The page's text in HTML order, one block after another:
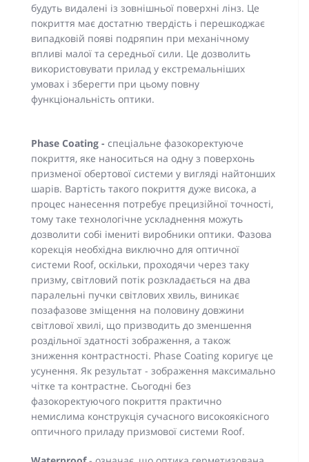
будуть видалені із зовнішньої поверхні лінз. Це
покриття має достатню твердість і перешкоджає
випадковій появі подряпин при механічному
впливі малої та середньої сили. Це дозволить
використовувати прилад у екстремальніших
умовах і зберегти при цьому повну
функціональність оптики.
Phase Coating - спеціальне фазокоректуюче
покриття, яке наноситься на одну з поверхонь
призменої обертової системи у вигляді найтонших
шарів. Вартість такого покриття дуже висока, а
процес нанесення потребує прецизійної точності,
тому таке технологічне ускладнення можуть
дозволити собі імениті виробники оптики. Фазова
корекція необхідна виключно для оптичної
системи Roof, оскільки, проходячи через таку
призму, світловий потік розкладається на два
паралельні пучки світлових хвиль, виникає
позафазове зміщення на половину довжини
світлової хвилі, що призводить до зменшення
роздільної здатності зображення, а також
зниження контрастності. Phase Coating коригує це
усунення. Як результат - зображення максимально
чітке та контрастне. Сьогодні без
фазокоректуючого покриття практично
немислима конструкція сучасного високоякісного
оптичного приладу призмової системи Roof.